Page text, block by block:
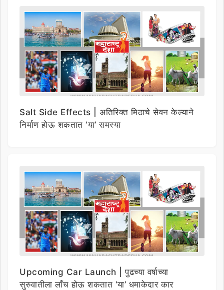
Salt Side Effects | अतिरिक्त मिठाचे सेवन केल्याने
निर्माण होऊ शकतात ‘या’ समस्या
Upcoming Car Launch | पुढच्या वर्षाच्या
सुरुवातीला लाँच होऊ शकतात ‘या’ धमाकेदार कार